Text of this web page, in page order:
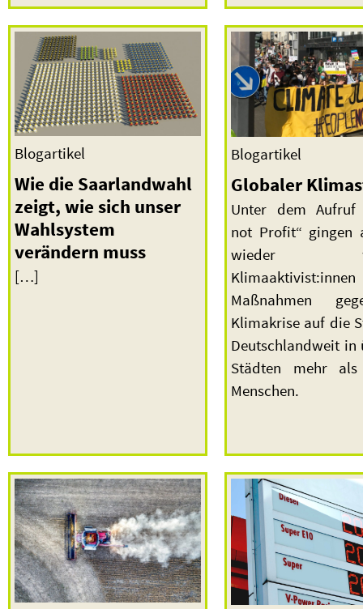
Blogartikel
Wie die Saarlandwahl
zeigt, wie sich unser
Wahlsystem
verändern muss
[…]
Blogartikel
Globaler
Unter dem Aufruf
not Profit“ gingen
wieder
Maßnahmen
Klimakrise auf die
Deutschlandweit in
Städten mehr als
Menschen.